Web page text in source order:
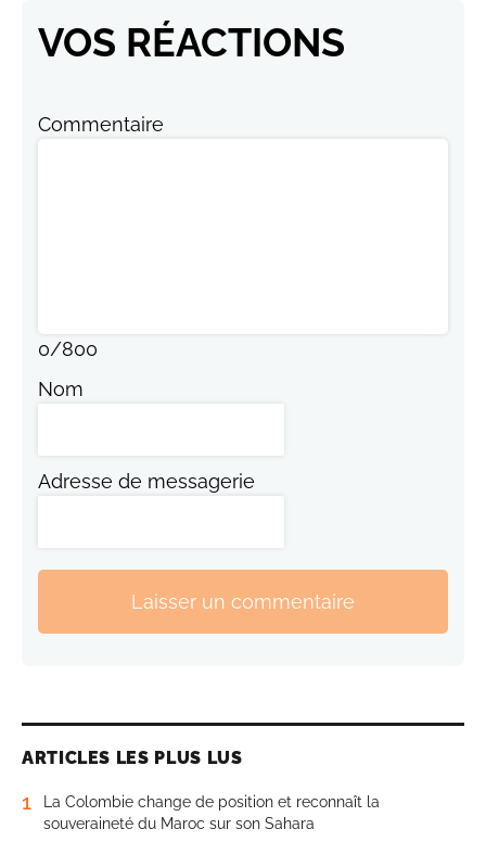
VOS RÉACTIONS
Commentaire
0/800
Nom
Adresse de messagerie
Laisser un commentaire
ARTICLES LES PLUS LUS
1
La Colombie change de position et reconnaît la
souveraineté du Maroc sur son Sahara